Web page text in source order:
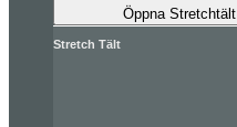
Öppna Stretchtält
Stretch Tält